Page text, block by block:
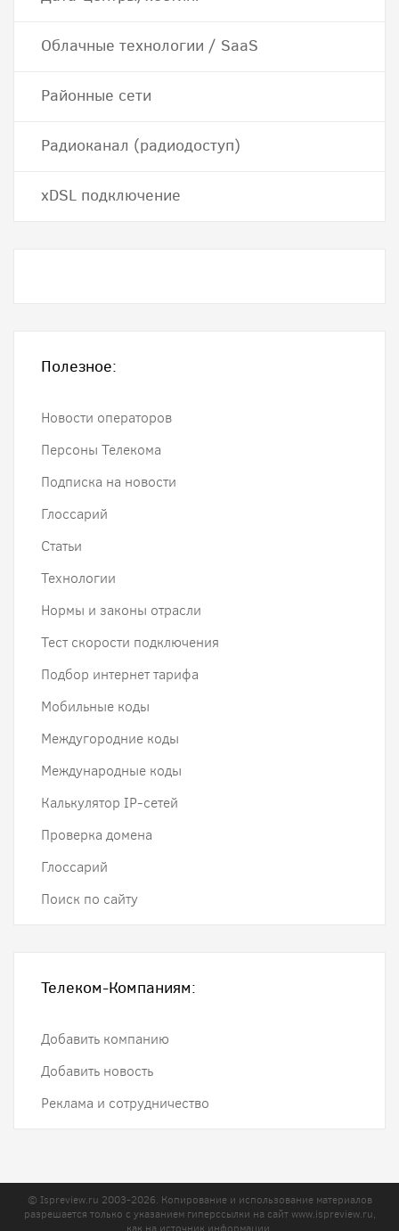
Облачные технологии / SaaS
Районные сети
Радиоканал (радиодоступ)
хDSL подключение
Полезное:
Новости операторов
Персоны Телекома
Подписка на новости
Глоссарий
Статьи
Технологии
Нормы и законы отрасли
Тест скорости подключения
Подбор интернет тарифа
Мобильные коды
Междугородние коды
Международные коды
Калькулятор IP-сетей
Проверка домена
Глоссарий
Поиск по сайту
Телеком-Компаниям:
Добавить компанию
Добавить новость
Реклама и сотрудничество
© Ispreview.ru 2003-2026. Копирование и использование материалов
разрешается только с указанием гиперссылки на сайтwww.ispreview.ru,